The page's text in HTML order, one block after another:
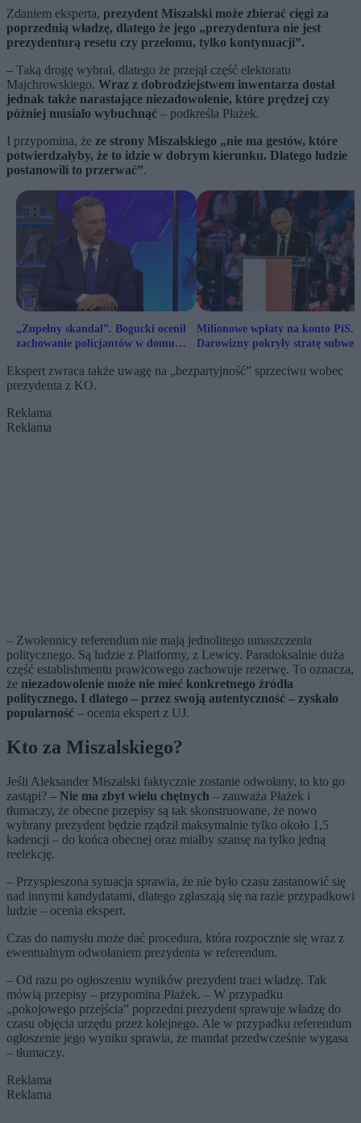
Zdaniem eksperta, prezydent Miszalski może zbierać cięgi za
poprzednią władzę, dlatego że jego „prezydentura nie jest
prezydenturą resetu czy przełomu, tylko kontynuacji”.
– Taką drogę wybrał, dlatego że przejął część elektoratu
Majchrowskiego. Wraz z dobrodziejstwem inwentarza dostał
jednak także narastające niezadowolenie, które prędzej czy
później musiało wybuchnąć – podkreśla Płażek.
I przypomina, że ze strony Miszalskiego „nie ma gestów, które
potwierdzałyby, że to idzie w dobrym kierunku. Dlatego ludzie
postanowili to przerwać”.
„Zupełny skandal”. Bogucki ocenił
zachowanie policjantów w domu
Milionowe wpłaty na konto PiS.
Darowizny pokryły stratę
Ekspert zwraca także uwagę na „bezpartyjność” sprzeciwu wobec
prezydenta z KO.
Reklama
Reklama
– Zwolennicy referendum nie mają jednolitego umaszczenia
politycznego. Są ludzie z Platformy, z Lewicy. Paradoksalnie duża
część establishmentu prawicowego zachowuje rezerwę. To oznacza,
że niezadowolenie może nie mieć konkretnego źródła
politycznego. I dlatego – przez swoją autentyczność – zyskało
popularność – ocenia ekspert z UJ.
Kto za Miszalskiego?
Jeśli Aleksander Miszalski faktycznie zostanie odwołany, to kto go
zastąpi? – Nie ma zbyt wielu chętnych – zauważa Płażek i
tłumaczy, że obecne przepisy są tak skonstruowane, że nowo
wybrany prezydent będzie rządził maksymalnie tylko około 1,5
kadencji – do końca obecnej oraz miałby szansę na tylko jedną
reelekcję.
– Przyspieszona sytuacja sprawia, że nie było czasu zastanowić się
nad innymi kandydatami, dlatego zgłaszają się na razie przypadkowi
ludzie – ocenia ekspert.
Czas do namysłu może dać procedura, która rozpocznie się wraz z
ewentualnym odwołaniem prezydenta w referendum.
– Od razu po ogłoszeniu wyników prezydent traci władzę. Tak
mówią przepisy – przypomina Płażek. – W przypadku
„pokojowego przejścia” poprzedni prezydent sprawuje władzę do
czasu objęcia urzędu przez kolejnego. Ale w przypadku referendum
ogłoszenie jego wyniku sprawia, że mandat przedwcześnie wygasa
– tłumaczy.
Reklama
Reklama